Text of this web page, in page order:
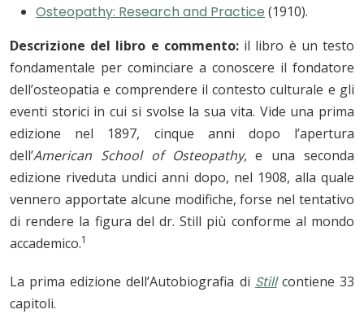
Osteopathy: Research and Practice (1910).
Descrizione del libro e commento: il libro è un testo
fondamentale per cominciare a conoscere il fondatore
dell’osteopatia e comprendere il contesto culturale e gli
eventi storici in cui si svolse la sua vita. Vide una prima
edizione nel 1897, cinque anni dopo l’apertura
dell’American School of Osteopathy, e una seconda
edizione riveduta undici anni dopo, nel 1908, alla quale
vennero apportate alcune modifiche, forse nel tentativo
di rendere la figura del dr. Still più conforme al mondo
accademico.1
La prima edizione dell’Autobiografia di Stillcontiene 33
capitoli.